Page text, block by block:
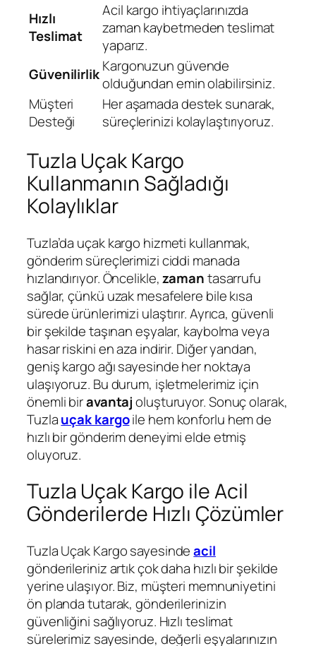
Hızlı
Teslimat
Acil kargo ihtiyaçlarınızda
zaman kaybetmeden teslimat
yaparız.
GüvenilirlikKargonuzun güvende
olduğundan emin olabilirsiniz.
Müşteri
Desteği
Her aşamada destek sunarak,
süreçlerinizi kolaylaştırıyoruz.
Tuzla Uçak Kargo
Kullanmanın Sağladığı
Kolaylıklar
Tuzla’da uçak kargo hizmeti kullanmak,
gönderim süreçlerimizi ciddi manada
hızlandırıyor. Öncelikle,zamantasarrufu
sağlar, çünkü uzak mesafelere bile kısa
sürede ürünlerimizi ulaştırır. Ayrıca, güvenli
bir şekilde taşınan eşyalar, kaybolma veya
hasar riskini en aza indirir. Diğer yandan,
geniş kargo ağı sayesinde her noktaya
ulaşıyoruz. Bu durum, işletmelerimiz için
önemli biravantajoluşturuyor. Sonuç olarak,
Tuzlauçak kargoile hem konforlu hem de
hızlı bir gönderim deneyimi elde etmiş
oluyoruz.
Tuzla Uçak Kargo ile Acil
Gönderilerde Hızlı Çözümler
Tuzla Uçak Kargo sayesindeacil
gönderileriniz artık çok daha hızlı bir şekilde
yerine ulaşıyor. Biz, müşteri memnuniyetini
ön planda tutarak, gönderilerinizin
güvenliğini sağlıyoruz. Hızlı teslimat
sürelerimiz sayesinde, değerli eşyalarınızın